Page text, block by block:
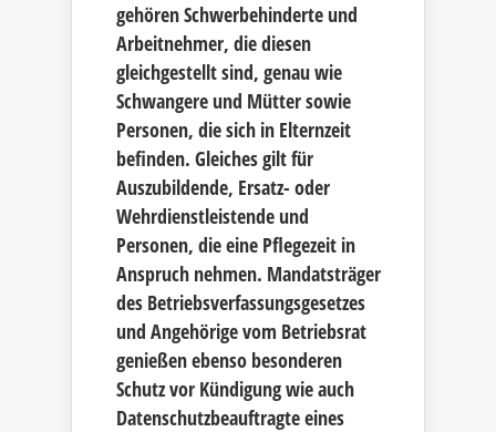
gehören Schwerbehinderte und
Arbeitnehmer, die diesen
gleichgestellt sind, genau wie
Schwangere und Mütter sowie
Personen, die sich in Elternzeit
befinden. Gleiches gilt für
Auszubildende, Ersatz- oder
Wehrdienstleistende und
Personen, die eine Pflegezeit in
Anspruch nehmen. Mandatsträger
des Betriebsverfassungsgesetzes
und Angehörige vom Betriebsrat
genießen ebenso besonderen
Schutz vor Kündigung wie auch
Datenschutzbeauftragte eines